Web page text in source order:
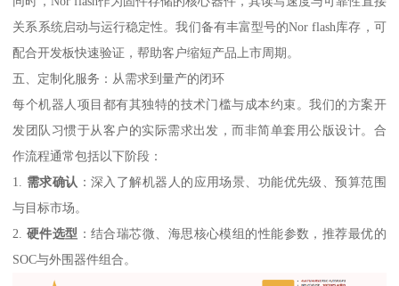
关系系统启动与运行稳定性。我们备有丰富型号的Nor flash库存，可
配合开发板快速验证，帮助客户缩短产品上市周期。
五、定制化服务：从需求到量产的闭环
每个机器人项目都有其独特的技术门槛与成本约束。我们的方案开
发团队习惯于从客户的实际需求出发，而非简单套用公版设计。合
作流程通常包括以下阶段：
1. 需求确认 ：深入了解机器人的应用场景、功能优先级、预算范围
与目标市场。
2. 硬件选型 ：结合瑞芯微、海思核心模组的性能参数，推荐最优的
SOC与外围器件组合。